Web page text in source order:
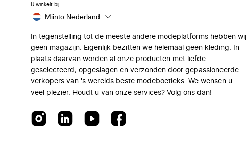
U winkelt bij
Miinto Nederland
In tegenstelling tot de meeste andere modeplatforms hebben wij
geen magazijn. Eigenlijk bezitten we helemaal geen kleding. In
plaats daarvan worden al onze producten met liefde
geselecteerd, opgeslagen en verzonden door gepassioneerde
verkopers van 's werelds beste modeboetieks. We wensen u
veel plezier. Houdt u van onze services? Volg ons dan!